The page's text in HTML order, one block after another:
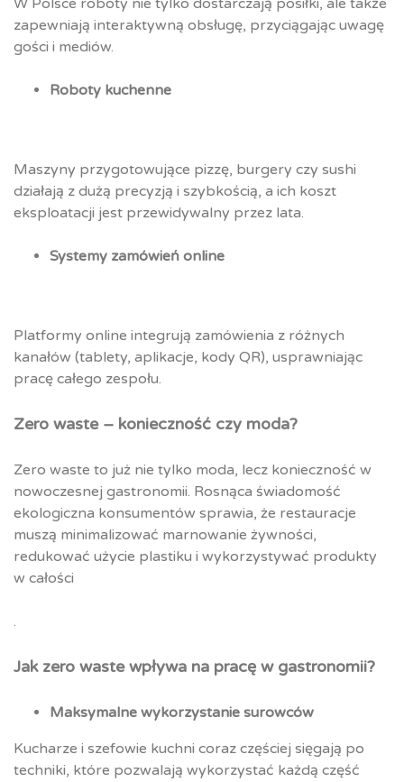
W Polsce roboty nie tylko dostarczają posiłki, ale także
zapewniają interaktywną obsługę, przyciągając uwagę
gości i mediów.
Roboty kuchenne
Maszyny przygotowujące pizzę, burgery czy sushi
działają z dużą precyzją i szybkością, a ich koszt
eksploatacji jest przewidywalny przez lata.
Systemy zamówień online
Platformy online integrują zamówienia z różnych
kanałów (tablety, aplikacje, kody QR), usprawniając
pracę całego zespołu.
Zero waste – konieczność czy moda?
Zero waste to już nie tylko moda, lecz konieczność w
nowoczesnej gastronomii. Rosnąca świadomość
ekologiczna konsumentów sprawia, że restauracje
muszą minimalizować marnowanie żywności,
redukować użycie plastiku i wykorzystywać produkty
w całości
.
Jak zero waste wpływa na pracę w gastronomii?
Maksymalne wykorzystanie surowców
Kucharze i szefowie kuchni coraz częściej sięgają po
techniki, które pozwalają wykorzystać każdą część